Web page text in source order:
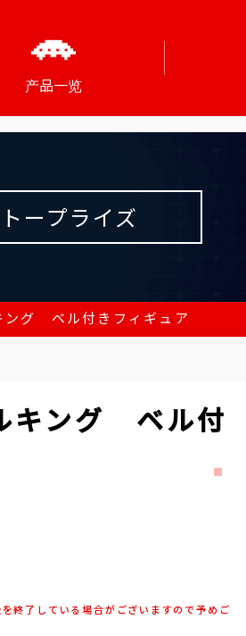
产品一览
ープライズ
グ ベル付きフィギュア
キング ベル付
終了している場合がございますので予めご